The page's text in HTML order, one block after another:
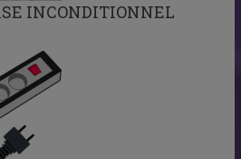
INCONDITIONNEL